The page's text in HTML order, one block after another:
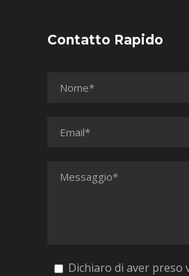
Contatto Rapido
Dichiaro di aver preso